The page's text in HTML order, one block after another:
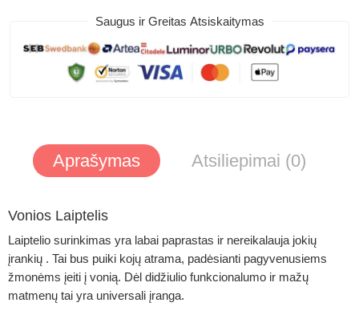
Saugus ir Greitas Atsiskaitymas
Aprašymas Atsiliepimai (0)
Vonios Laiptelis
Laiptelio surinkimas yra labai paprastas ir nereikalauja jokių
įrankių . Tai bus puiki kojų atrama, padėsianti pagyvenusiems
žmonėms įeiti į vonią. Dėl didžiulio funkcionalumo ir mažų
matmenų tai yra universali įranga.